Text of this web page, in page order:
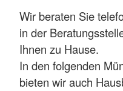
Wir beraten Sie
in der
Ihnen zu Hause.
In den folgenden
bieten wir auch